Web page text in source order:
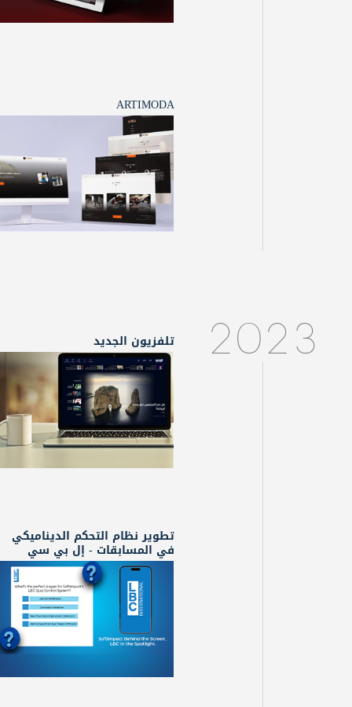
ARTIMODA
2023 تلفزيون الجديد
تطوير نظام التحكم الديناميكي
في المسابقات - إل بي سي